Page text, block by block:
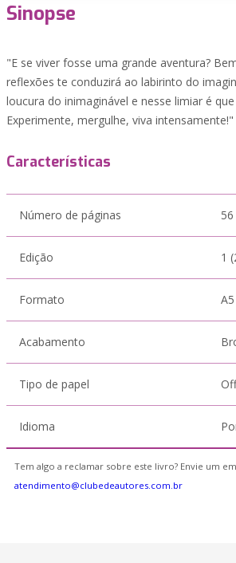
Sinopse
"E se viver fosse uma grande aventura?
reflexões te conduzirá ao labirinto do
loucura do inimaginável e nesse limiar é
Experimente, mergulhe, viva intensamente!"
Características
Número de páginas 56
Edição 1
Formato
Acabamento
Tipo de papel
Idioma
Tem algo a reclamar sobre este livro? Envie um
atendimento@clubedeautores.com.br